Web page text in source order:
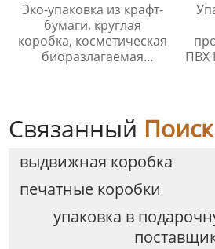
Эко-упаковка из крафт-
бумаги, круглая
коробка, косметическая
биоразлагаемая
ПВХ
Связанный Поиск
выдвижная коробка
печатные коробки
упаковка в